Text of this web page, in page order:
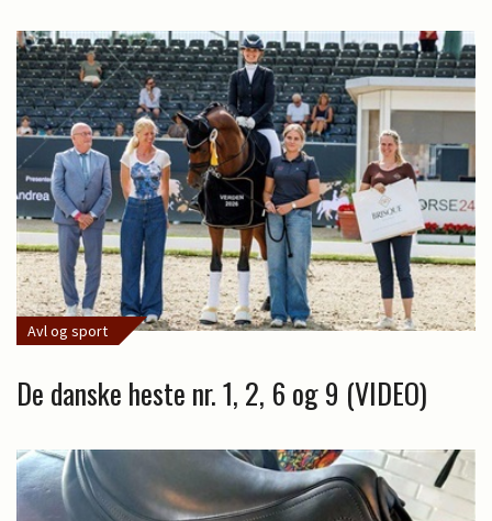
Avl og sport
De danske heste nr. 1, 2, 6 og 9 (VIDEO)